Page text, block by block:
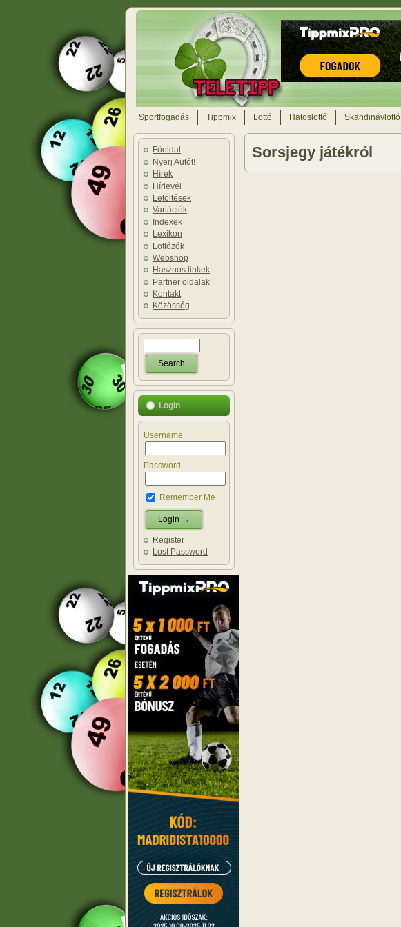
Sportfogadás Tippmix Lottó Hatoslottó Skandinávlottó
Főoldal
Nyerj Autót!
Hírek
Hírlevél
Letöltések
Variációk
Indexek
Lexikon
Lottózók
Webshop
Hasznos linkek
Partner oldalak
Kontakt
Közösség
Login
Username
Password
Remember Me
Register
Lost Password
Sorsjegy játékról